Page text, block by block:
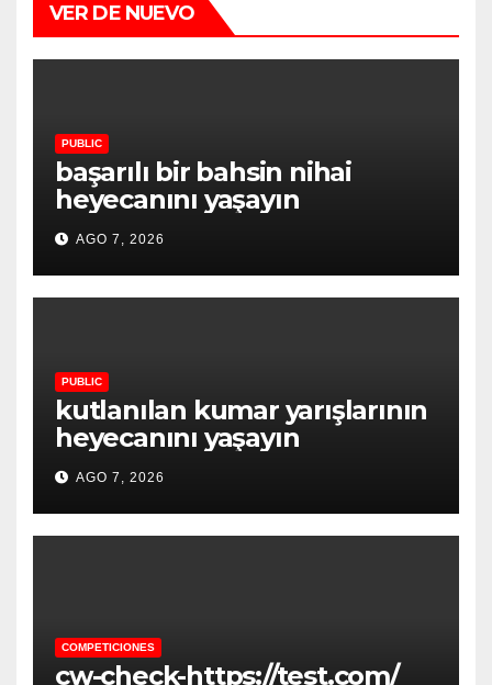
VER DE NUEVO
PUBLIC
başarılı bir bahsin nihai
heyecanını yaşayın
AGO 7, 2026
PUBLIC
kutlanılan kumar yarışlarının
heyecanını yaşayın
AGO 7, 2026
COMPETICIONES
cw-check-https://test.com/